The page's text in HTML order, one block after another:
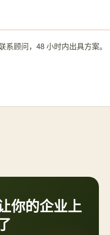
顾问，48 小时内出具方案。
你的企业上